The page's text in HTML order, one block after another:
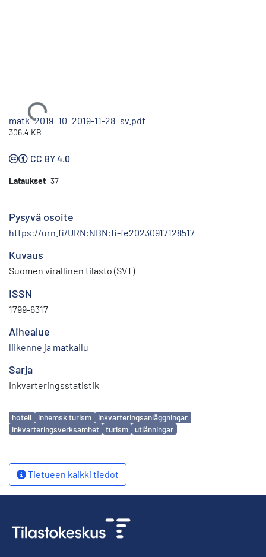
Ladataan...
matk_2019_10_2019-11-28_sv.pdf
306.4 KB
CC BY 4.0
Lataukset 37
Pysyvä osoite
https://urn.fi/URN:NBN:fi-fe20230917128517
Kuvaus
Suomen virallinen tilasto (SVT)
ISSN
1799-6317
Aihealue
liikenne ja matkailu
Sarja
Inkvarteringsstatistik
Avainsanat
hotell inhemsk turism
inkvarteringsanläggningar
inkvarteringsverksamhet
turism utlänningar
Tietueen kaikki tiedot